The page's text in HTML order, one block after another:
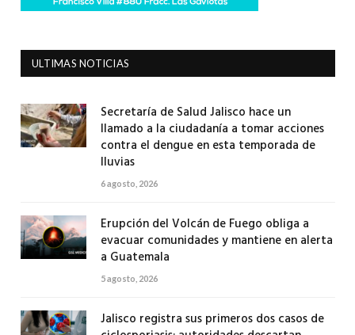
ULTIMAS NOTICIAS
Secretaría de Salud Jalisco hace un
llamado a la ciudadanía a tomar acciones
contra el dengue en esta temporada de
lluvias
6 agosto, 2026
Erupción del Volcán de Fuego obliga a
evacuar comunidades y mantiene en alerta
a Guatemala
5 agosto, 2026
Jalisco registra sus primeros dos casos de